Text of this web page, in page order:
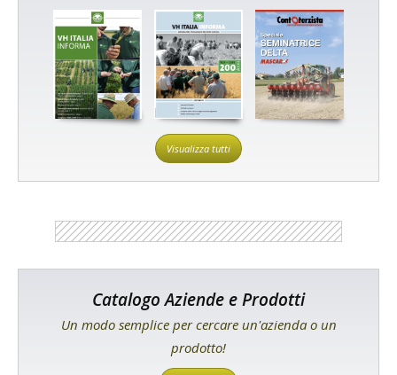
Visualizza tutti
Catalogo Aziende e Prodotti
Un modo semplice per cercare un'azienda o un
prodotto!